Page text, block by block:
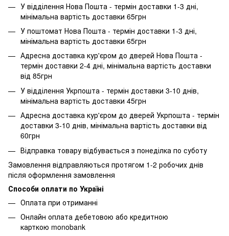
У відділення Нова Пошта - термін доставки 1-3 дні,
мінімальна вартість доставки 65грн
У поштомат Нова Пошта - термін доставки 1-3 дні,
мінімальна вартість доставки 65грн
Адресна доставка кур'єром до дверей Нова Пошта -
термін доставки 2-4 дні, мінімальна вартість доставки
від 85грн
У відділення Укрпошта - термін доставки 3-10 днів,
мінімальна вартість доставки 45грн
Адресна доставка кур'єром до дверей Укрпошта - термін
доставки 3-10 днів, мінімальна вартість доставки від
60грн
Відправка товару відбувається з понеділка по суботу
Замовлення відправляються протягом 1-2 робочих днів
після оформлення замовлення
Способи оплати по Україні
Оплата при отриманні
Онлайн оплата дебетовою або кредитною
карткою monobank